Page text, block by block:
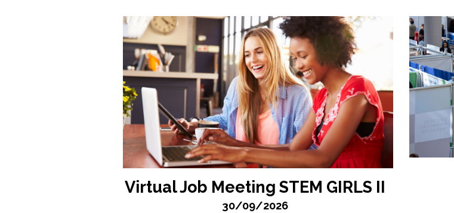
Virtual Job Meeting STEM GIRLS II
30/09/2026